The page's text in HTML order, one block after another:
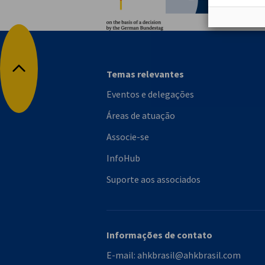
Voltar para o topo
Temas relevantes
Eventos e delegações
Áreas de atuação
Associe-se
InfoHub
Suporte aos associados
Informações de contato
E-mail: ahkbrasil@ahkbrasil.com